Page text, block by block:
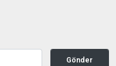
Gönder